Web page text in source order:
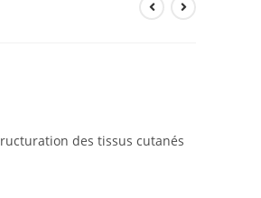
des tissus cutanés